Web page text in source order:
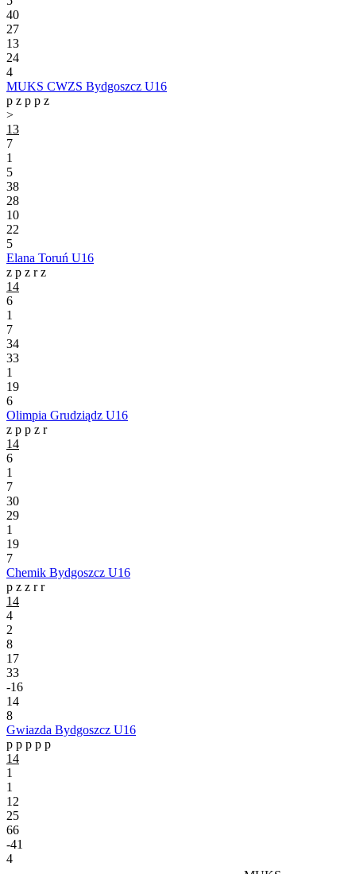
40
27
13
24
4
MUKS CWZS Bydgoszcz U16
p z p p z
>
13
7
1
5
38
28
10
22
5
Elana Toruń U16
z p z rz
14
6
1
7
34
33
1
19
6
Olimpia Grudziądz U16
z p p z r
14
6
1
7
30
29
1
19
7
Chemik Bydgoszcz U16
p z z rr
14
4
2
8
17
33
-16
14
8
Gwiazda Bydgoszcz U16
p p p p p
14
1
1
12
25
66
-41
4